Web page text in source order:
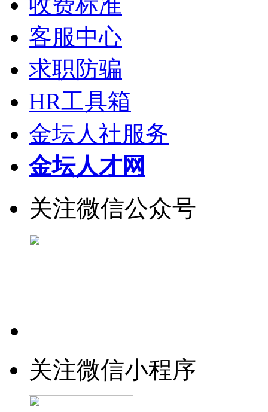
客服中心
求职防骗
HR工具箱
金坛人社服务
金坛人才网
关注微信公众号
关注微信小程序